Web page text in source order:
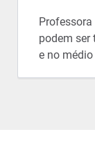
podem ser
e no médio